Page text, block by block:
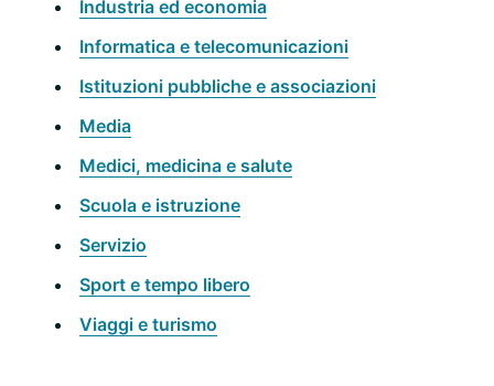
Industria ed economia
Informatica e telecomunicazioni
Istituzioni pubbliche e associazioni
Media
Medici, medicina e salute
Scuola e istruzione
Servizio
Sport e tempo libero
Viaggi e turismo